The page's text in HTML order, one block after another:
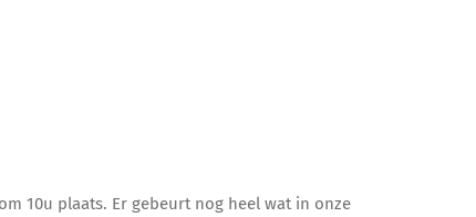
10u plaats. Er gebeurt nog heel wat in onze